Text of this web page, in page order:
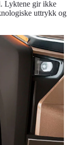
Lyktene gir ikke
uttrykk og